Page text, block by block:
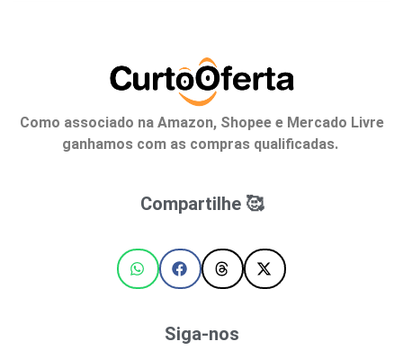
Como associado na Amazon, Shopee e Mercado Livre
ganhamos com as compras qualificadas.
Compartilhe 🥰
Siga-nos